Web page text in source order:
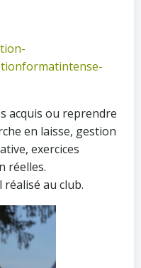
acquis ou reprendre
en laisse, gestion
exercices
réelles.
au club.